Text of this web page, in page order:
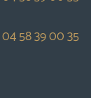
04 58 39 00 35